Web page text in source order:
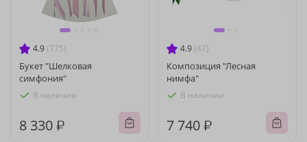
4.9 (775)
Букет "Шелковая
симфония"
В наличии
8 330 ₽
4.9 (47)
Композиция "Лесная
нимфа"
В наличии
7 740 ₽